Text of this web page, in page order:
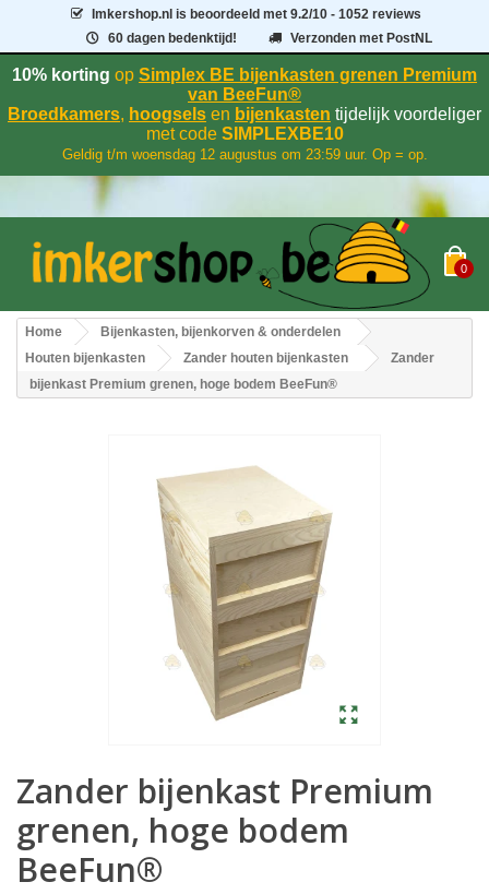
Imkershop.nl is beoordeeld met9.2/10 - 1052 reviews
60 dagen bedenktijd!
Verzonden met PostNL
10% korting op Simplex BE bijenkasten grenen Premium
van BeeFun®
Broedkamers, hoogsels en bijenkasten tijdelijk voordeliger
met codeSIMPLEXBE10
Geldig t/m woensdag 12 augustus om 23:59 uur. Op = op.
0
Home
Bijenkasten, bijenkorven & onderdelen
Houten bijenkasten
Zander houten bijenkasten
Zander
bijenkast Premium grenen, hoge bodem BeeFun®
Zander bijenkast Premium
grenen, hoge bodem
BeeFun®